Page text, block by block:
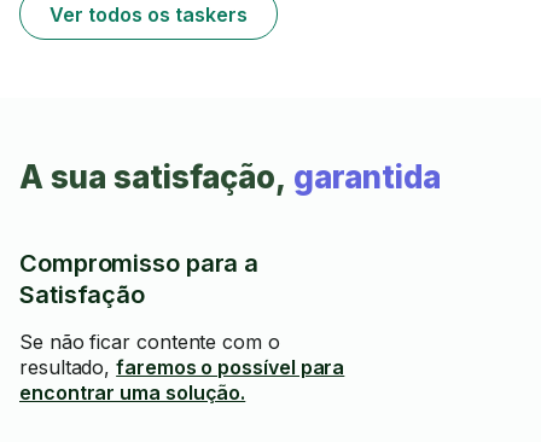
Ver todos os taskers
A sua satisfação, garantida
Compromisso para a
Satisfação
Se não ficar contente com o
resultado,faremos o possível para
encontrar uma solução.